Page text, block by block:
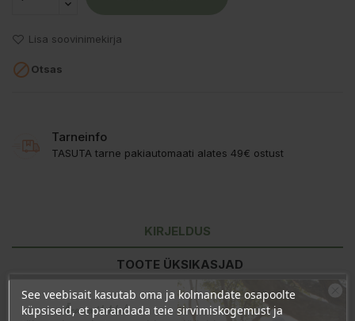
Lisa soovinimekirja
Otsas
Tarneinfo
TASUTA tarne pakiautomaati alates 49€ ostust
KIRJELDUS
TOOTE ÜKSIKASJAD
KLIENDI KOMMENTAARID
See veebisait kasutab oma ja kolmandate osapoolte
küpsiseid, et parandada teie sirvimiskogemust ja
Ära veel lahku!